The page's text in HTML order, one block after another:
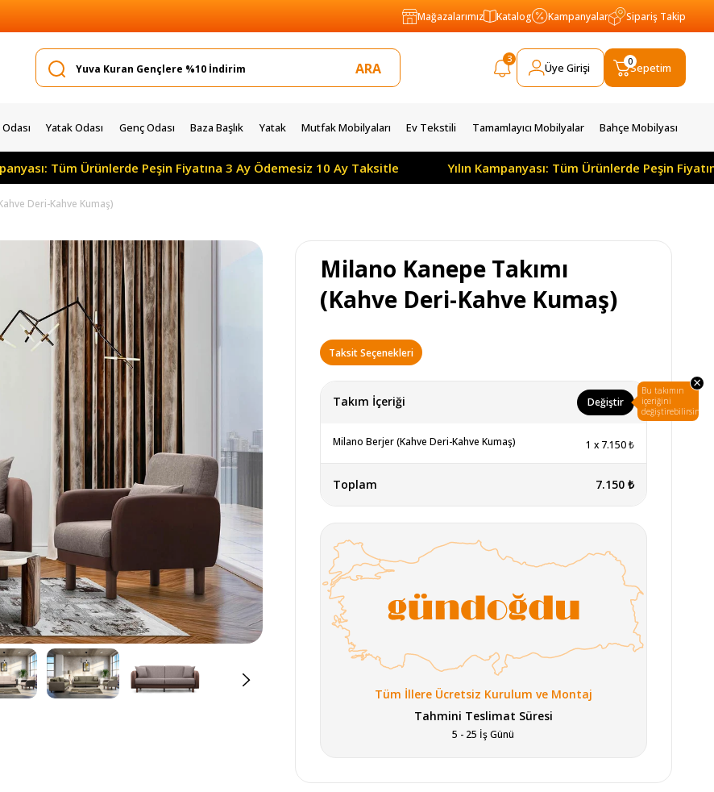
Mağazalarımız Katalog Kampanyalar Sipariş Takip
3
Üye Girişi Sepetim
0
Yatak Odası Genç Odası Baza Başlık Yatak Mutfak Mobilyaları Ev Tekstili Tamamlayıcı Mobilyalar Bahçe Mobilyası
Tüm Ürünlerde Peşin Fiyatına 3 Ay Ödemesiz 10 Ay Taksitle Yılın Kampanyası: Tüm Ürünlerde Peşin Fiyatına 3 Ay
Deri-Kahve Kumaş)
Milano Kanepe Takımı
(Kahve Deri-Kahve Kumaş)
Taksit Seçenekleri
Takım İçeriği Değiştir
×
Bu takımın
içeriğini
değiştirebilirsin.
Milano Berjer (Kahve Deri-Kahve Kumaş) 1 x 7.150 ₺
Toplam 7.150 ₺
Tüm İllere Ücretsiz Kurulum ve Montaj
Tahmini Teslimat Süresi
5 - 25 İş Günü